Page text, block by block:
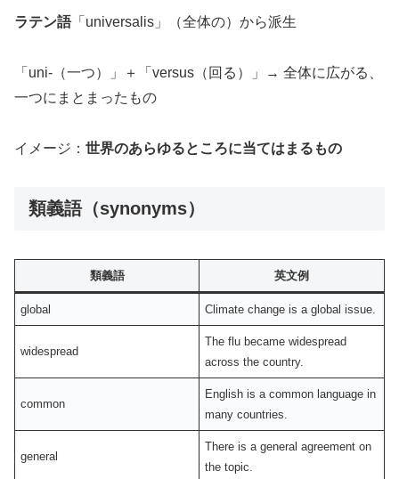
ラテン語「universalis」（全体の）から派生
「uni-（一つ）」＋「versus（回る）」→ 全体に広がる、
一つにまとまったもの
イメージ： 世界のあらゆるところに当てはまるもの
類義語（synonyms）
類義語 英文例
global Climate change is a global issue.
widespread
The flu became widespread
across the country.
common
English is a common language in
many countries.
general
There is a general agreement on
the topic.